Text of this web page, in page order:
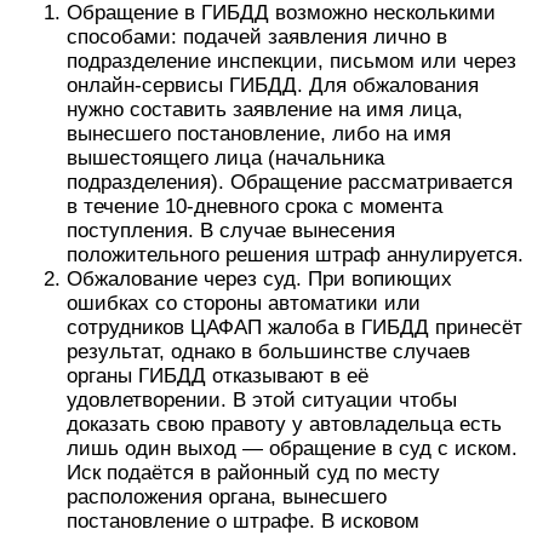
Обращение в ГИБДД возможно несколькими
способами: подачей заявления лично в
подразделение инспекции, письмом или через
онлайн-сервисы ГИБДД. Для обжалования
нужно составить заявление на имя лица,
вынесшего постановление, либо на имя
вышестоящего лица (начальника
подразделения). Обращение рассматривается
в течение 10-дневного срока с момента
поступления. В случае вынесения
положительного решения штраф аннулируется.
Обжалование через суд. При вопиющих
ошибках со стороны автоматики или
сотрудников ЦАФАП жалоба в ГИБДД принесёт
результат, однако в большинстве случаев
органы ГИБДД отказывают в её
удовлетворении. В этой ситуации чтобы
доказать свою правоту у автовладельца есть
лишь один выход — обращение в суд с иском.
Иск подаётся в районный суд по месту
расположения органа, вынесшего
постановление о штрафе. В исковом